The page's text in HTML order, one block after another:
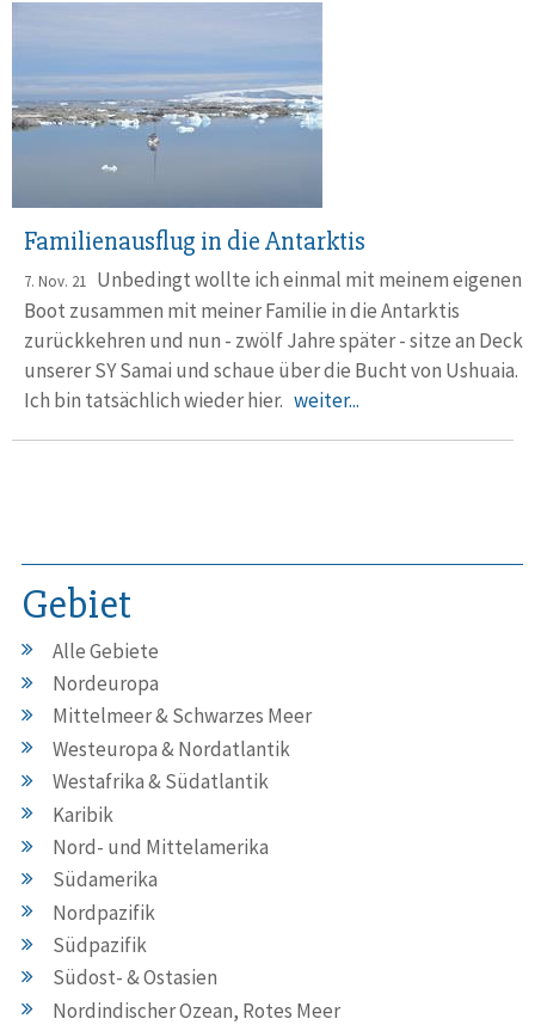
Familienausflug in die Antarktis
7. Nov. 21 Unbedingt wollte ich einmal mit meinem eigenen
Boot zusammen mit meiner Familie in die Antarktis
zurückkehren und nun - zwölf Jahre später - sitze an Deck
unserer SY Samai und schaue über die Bucht von Ushuaia.
Ich bin tatsächlich wieder hier. weiter...
Gebiet
Alle Gebiete
Nordeuropa
Mittelmeer & Schwarzes Meer
Westeuropa & Nordatlantik
Westafrika & Südatlantik
Karibik
Nord- und Mittelamerika
Südamerika
Nordpazifik
Südpazifik
Südost- & Ostasien
Nordindischer Ozean, Rotes Meer